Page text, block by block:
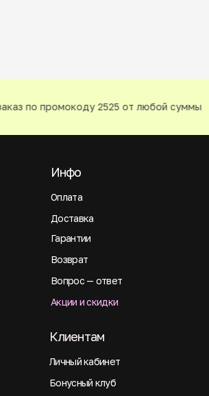
по промокоду 2525 от любой суммы
Оплата
Инфо
Доставка
Гарантии
Возврат
Вопрос — ответ
Акции и скидки
Личный кабинет
Клиентам
Бонусный клуб